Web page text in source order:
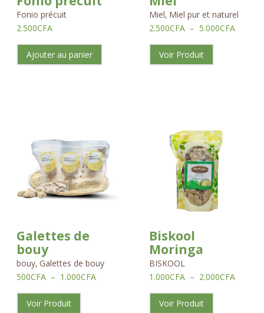
Fonio précuit
2.500CFA
Ajouter au panier
Miel, Miel pur et naturel
2.500CFA – 5.000CFA
Voir Produit
Galettes de
bouy
bouy, Galettes de bouy
500CFA – 1.000CFA
prix :
500CFA
à
1.000CFA
Voir Produit
Biskool
Moringa
BISKOOL
1.000CFA – 2.000CFA
Voir Produit